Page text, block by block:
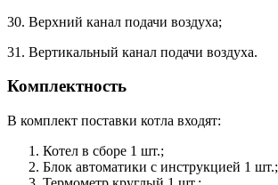
30. Верхний канал подачи воздуха;
31. Вертикальный канал подачи воздуха.
Комплектность
В комплект поставки котла входят:
Котел в сборе 1 шт.;
Блок автоматики с инструкцией 1 шт.;